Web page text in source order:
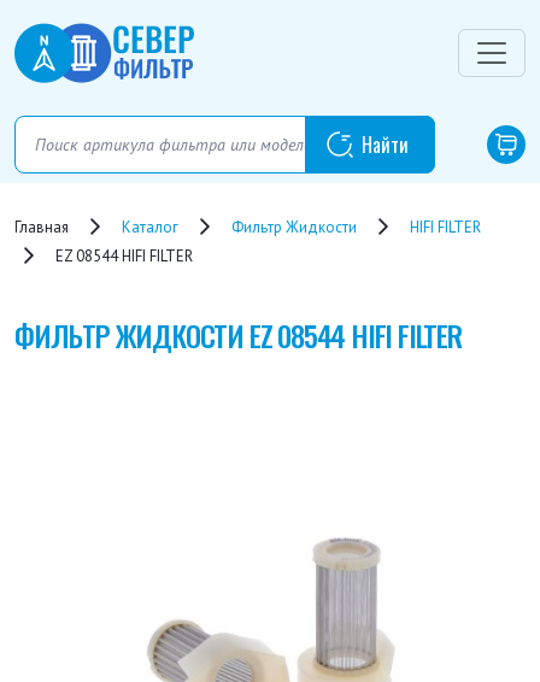
Главная Каталог Фильтр Жидкости
HIFI FILTER
EZ 08544 HIFI FILTER
ФИЛЬТР ЖИДКОСТИEZ 08544 HIFI FILTER